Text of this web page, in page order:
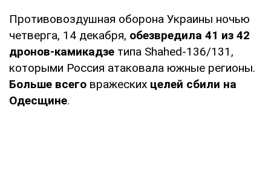
Противовоздушная оборона Украины ночью
четверга, 14 декабря, обезвредила 41 из 42
дронов-камикадзе типа Shahed-136/131,
которыми Россия атаковала южные регионы.
Больше всего вражеских целей сбили на
Одесщине.